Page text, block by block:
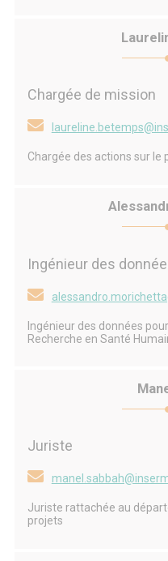
Chargée de mission
Chargée des actions sur le
Ingénieur des
Ingénieur des données
Recherche en Santé
Juriste
Juriste rattachée au
projets